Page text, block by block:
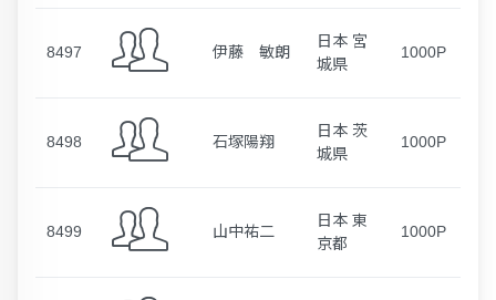
8497 伊藤 敏朗
日本 宮
城県
1000P
8498 石塚陽翔
日本 茨
城県
1000P
8499 山中祐二
日本 東
京都
1000P